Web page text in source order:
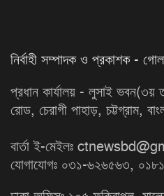
নির্বাহী সম্পাদক ও প্রকাশক -
প্রধান কার্যালয় - লুসাই
রোড, চেরাগী পাহাড়, চট্টগ্রাম,
বার্তা ই-মেইলঃ
যোগাযোগঃ ০৩১-৬২৬৫৬৩,